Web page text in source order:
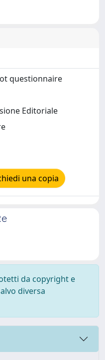
questionnaire
Editoriale
una copia
da copyright e
diversa